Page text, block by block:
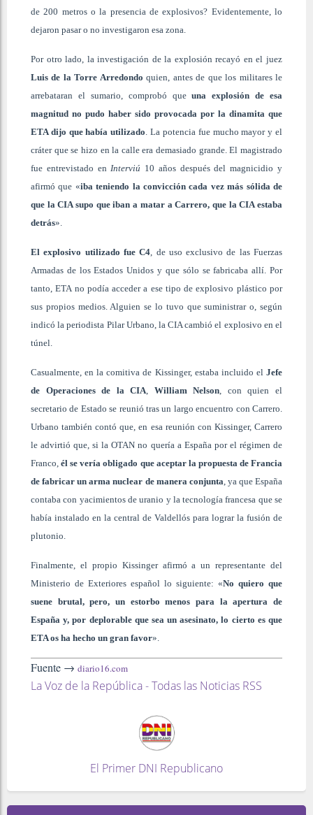
de 200 metros o la presencia de explosivos? Evidentemente, lo
dejaron pasar o no investigaron esa zona.
Por otro lado, la investigación de la explosión recayó en el juez
Luis de la Torre Arredondo quien, antes de que los militares le
arrebataran el sumario, comprobó queuna explosión de esa
magnitud no pudo haber sido provocada por la dinamita que
ETA dijo que había utilizado. La potencia fue mucho mayor y el
cráter que se hizo en la calle era demasiado grande. El magistrado
fue entrevistado enInterviú 10 años después del magnicidio y
afirmó que «iba teniendo la convicción cada vez más sólida de
que la CIA supo que iban a matar a Carrero, que la CIA estaba
detrás».
El explosivo utilizado fue C4, de uso exclusivo de las Fuerzas
Armadas de los Estados Unidos y que sólo se fabricaba allí. Por
tanto, ETA no podía acceder a ese tipo de explosivo plástico por
sus propios medios. Alguien se lo tuvo que suministrar o, según
indicó la periodista Pilar Urbano, la CIA cambió el explosivo en el
túnel.
Casualmente, en la comitiva de Kissinger, estaba incluido el Jefe
de Operaciones de la CIA, William Nelson, con quien el
secretario de Estado se reunió tras un largo encuentro con Carrero.
Urbano también contó que, en esa reunión con Kissinger, Carrero
le advirtió que, si la OTAN no quería a España por el régimen de
Franco,él se vería obligado que aceptar la propuesta de Francia
de fabricar un arma nuclear de manera conjunta, ya que España
contaba con yacimientos de uranio y la tecnología francesa que se
había instalado en la central de Valdellós para lograr la fusión de
plutonio.
Finalmente, el propio Kissinger afirmó a un representante del
Ministerio de Exteriores español lo siguiente: «No quiero que
suene brutal, pero, un estorbo menos para la apertura de
España y, por deplorable que sea un asesinato, lo cierto es que
ETA os ha hecho un gran favor».
Fuente → diario16.com
La Voz de la República - Todas las Noticias RSS
El Primer DNI Republicano